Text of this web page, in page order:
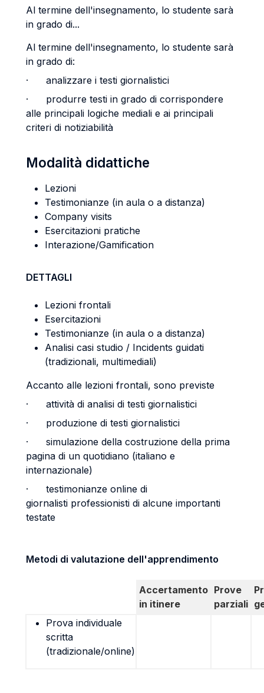
Al termine dell'insegnamento, lo studente sarà
in grado di...
Al termine dell'insegnamento, lo studente sarà
in grado di:
· analizzare i testi giornalistici
· produrre testi in grado di corrispondere
alle principali logiche mediali e ai principali
criteri di notiziabilità
Modalità didattiche
Lezioni
Testimonianze (in aula o a distanza)
Company visits
Esercitazioni pratiche
Interazione/Gamification
DETTAGLI
Lezioni frontali
Esercitazioni
Testimonianze (in aula o a distanza)
Analisi casi studio / Incidents guidati
(tradizionali, multimediali)
Accanto alle lezioni frontali, sono previste
· attività di analisi di testi giornalistici
· produzione di testi giornalistici
· simulazione della costruzione della prima
pagina di un quotidiano (italiano e
internazionale)
· testimonianze online di
giornalisti professionisti di alcune importanti
testate
Metodi di valutazione dell'apprendimento
Accertamento
in itinere
Prove
parziali
Prova individuale
scritta
(tradizionale/online)